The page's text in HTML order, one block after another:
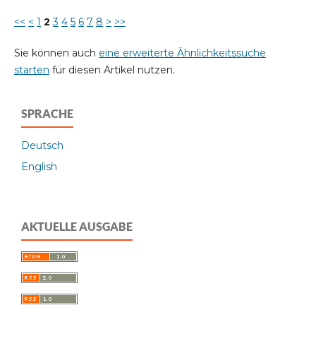
<< < 1 2 3 4 5 6 7 8 > >>
Sie können auch eine erweiterte Ähnlichkeitssuche
starten für diesen Artikel nutzen.
SPRACHE
Deutsch
English
AKTUELLE AUSGABE